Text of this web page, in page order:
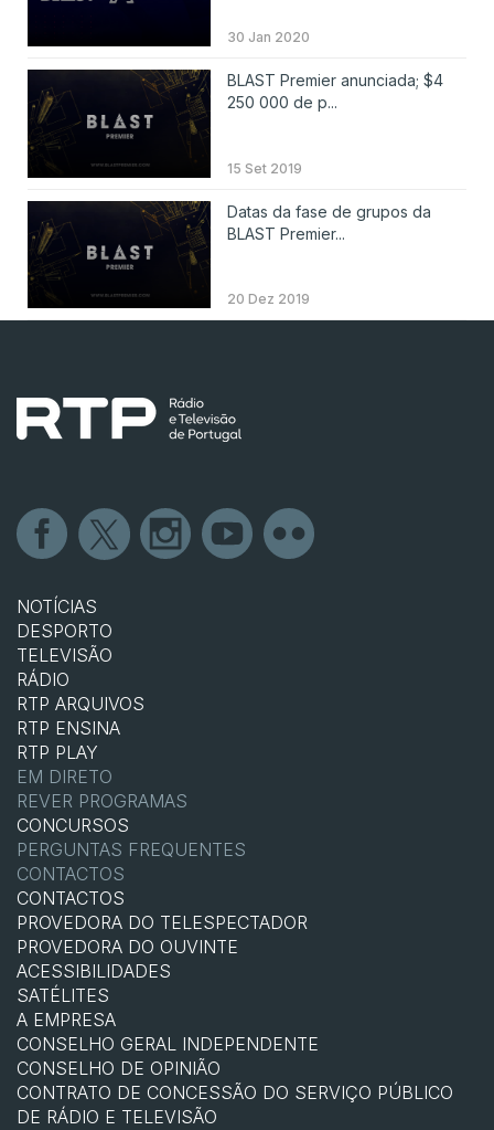
30 Jan 2020
BLAST Premier anunciada; $4
250 000 de p...
15 Set 2019
Datas da fase de grupos da
BLAST Premier...
20 Dez 2019
NOTÍCIAS
DESPORTO
TELEVISÃO
RÁDIO
RTP ARQUIVOS
RTP ENSINA
RTP PLAY
EM DIRETO
REVER PROGRAMAS
CONCURSOS
PERGUNTAS FREQUENTES
CONTACTOS
CONTACTOS
PROVEDORA DO TELESPECTADOR
PROVEDORA DO OUVINTE
ACESSIBILIDADES
SATÉLITES
A EMPRESA
CONSELHO GERAL INDEPENDENTE
CONSELHO DE OPINIÃO
CONTRATO DE CONCESSÃO DO SERVIÇO PÚBLICO
DE RÁDIO E TELEVISÃO